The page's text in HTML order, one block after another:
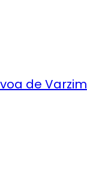
de Varzim